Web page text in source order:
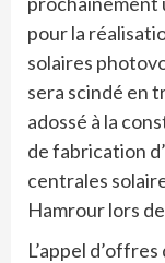
pour la
solaires
sera scindé en
adossé à la
de fabrication
centrales
Hamrour lors
L’appel